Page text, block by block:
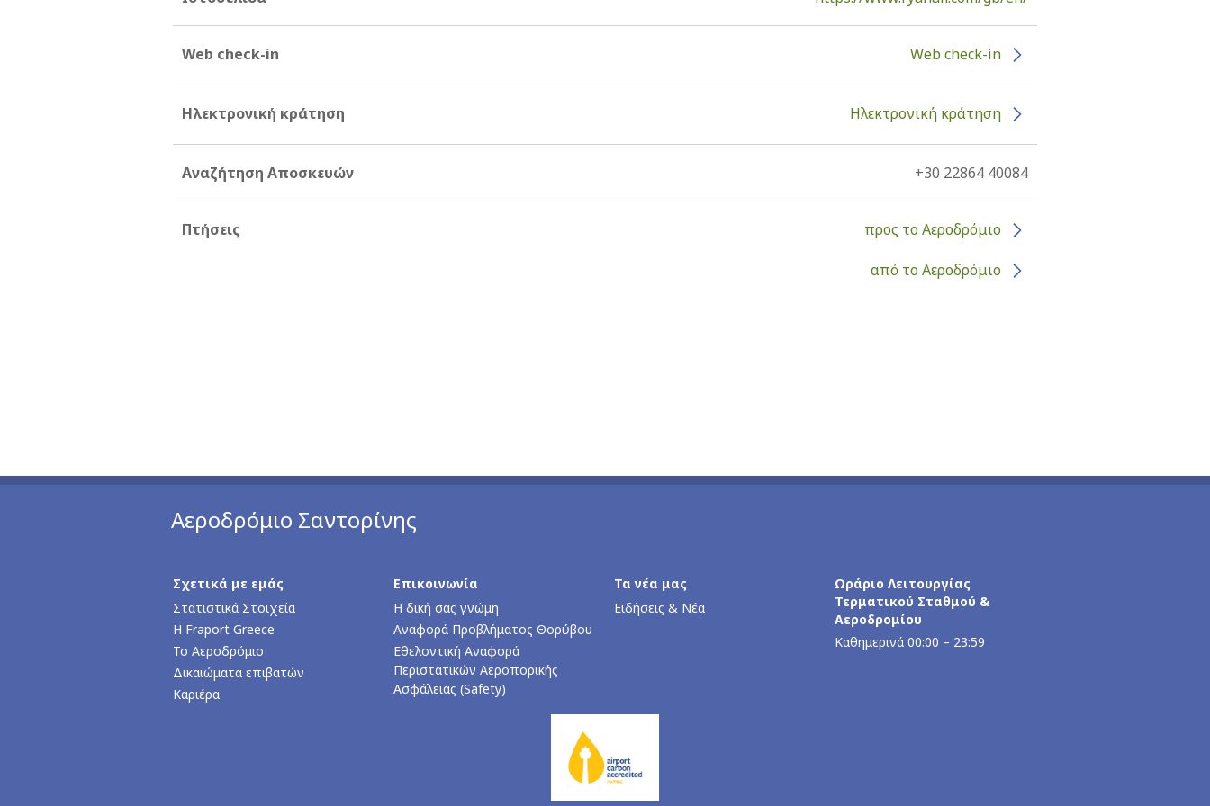
Web check-in Web check-in
Ηλεκτρονική κράτηση Ηλεκτρονική κράτηση
Αναζήτηση Αποσκευών +30 22864 40084
Πτήσεις προς το Αεροδρόμιο
από το Αεροδρόμιο
Αεροδρόμιο Σαντορίνης
Σχετικά με εμάς
Στατιστικά Στοιχεία
Η Fraport Greece
Το Αεροδρόμιο
Δικαιώματα επιβατών
Καριέρα
Επικοινωνία
Η δική σας γνώμη
Αναφορά Προβλήματος Θορύβου
Εθελοντική Αναφορά
Περιστατικών Αεροπορικής
Ασφάλειας (Safety)
Τα νέα μας
Ειδήσεις & Νέα
Ωράριο Λειτουργίας
Τερματικού Σταθμού &
Αεροδρομίου
Καθημερινά 00:00 – 23:59